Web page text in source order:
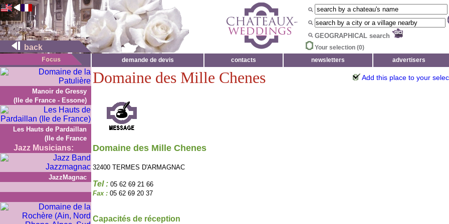
back
GEOGRAPHICAL search
Your selection (0)
demande de devis
contacts newsletters advertisers
Manoir de Gressy
(Ile de France - Essone)
Les Hauts de Pardaillan
(Ile de France
Jazz Musicians:
JazzMagnac
Domaine des Mille Chenes Add this place to your
Domaine des Mille Chenes
32400 TERMES D'ARMAGNAC
Tel : 05 62 69 21 66
Fax : 05 62 69 20 37
Capacités de réception